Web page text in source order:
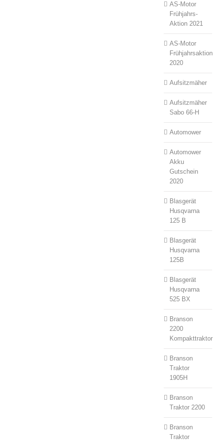
AS-Motor
Frühjahrs-
Aktion 2021
AS-Motor
Frühjahrsaktion
2020
Aufsitzmäher
Aufsitzmäher
Sabo 66-H
Automower
Automower
Akku
Gutschein
2020
Blasgerät
Husqvarna
125 B
Blasgerät
Husqvarna
125B
Blasgerät
Husqvarna
525 BX
Branson
2200
Kompakttraktor
Branson
Traktor
1905H
Branson
Traktor 2200
Branson
Traktor